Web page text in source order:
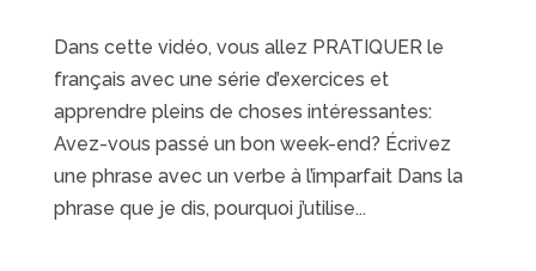
Dans cette vidéo, vous allez PRATIQUER le
français avec une série d’exercices et
apprendre pleins de choses intéressantes:
Avez-vous passé un bon week-end? Écrivez
une phrase avec un verbe à l’imparfait Dans la
phrase que je dis, pourquoi j’utilise...